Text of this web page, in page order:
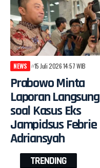
NEWS 15 Juli 2026 14:57 WIB
Prabowo Minta
Laporan Langsung
soal Kasus Eks
Jampidsus Febrie
Adriansyah
TRENDING